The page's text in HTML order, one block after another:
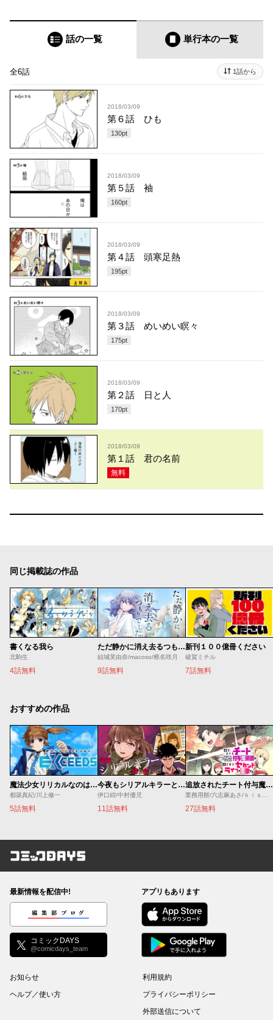
話の一覧 単行本の一覧
全6話 1話から
2018/03/09
第６話 ひも
130pt
2018/03/09
第５話 袖
160pt
2018/03/09
第４話 頭寒足熱
195pt
2018/03/09
第３話 めいめい瞑々
175pt
2018/03/09
第２話 日と人
170pt
2018/03/09
第１話 君の名前
無料
同じ掲載誌の作品
書くなる我ら
北駒生
4話無料
ただ静かに消え去るつもりでした
結城芙由奈/macoso/椎名咲月
9話無料
新刊１００億冊ください
破賀ミチル
7話無料
おすすめの作品
魔法少女リリカルなのは EXCEEDS
都築真紀/川上修一
5話無料
今夜もシリアルキラーと待ち合わせ
伊口紺/中村優児
11話無料
追放されたチート付与魔術師は気ままなセカンドライフを謳歌する。 ～俺は武器だけじゃなく、あらゆるものに『強化ポイント』を付与できるし、俺の意思でいつでも効果を解除できるけど、残った人たち大丈夫？～
27話無料
コミックDAYS
最新情報を配信中!
編集部ブログ
コミックDAYS
@comicdays_team
アプリもあります
お知らせ
ヘルプ／使い方
利用規約
プライバシーポリシー
外部送信について